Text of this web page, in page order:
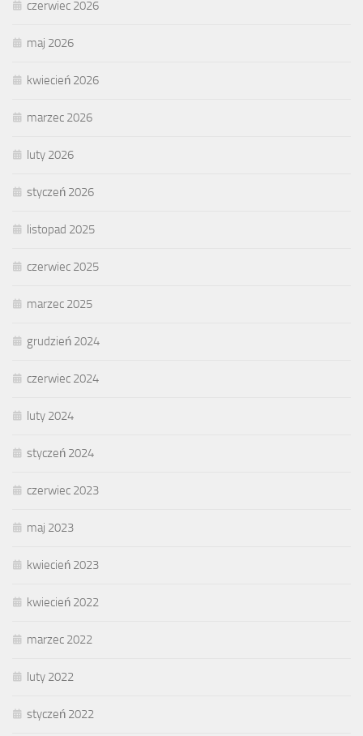
czerwiec 2026
maj 2026
kwiecień 2026
marzec 2026
luty 2026
styczeń 2026
listopad 2025
czerwiec 2025
marzec 2025
grudzień 2024
czerwiec 2024
luty 2024
styczeń 2024
czerwiec 2023
maj 2023
kwiecień 2023
kwiecień 2022
marzec 2022
luty 2022
styczeń 2022